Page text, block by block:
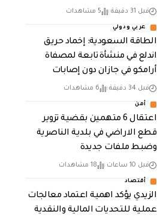
قبل 31 دقيقة 5 مشاهدات
عربي ودولي
‏الطاقة السعودية: إخماد حريق
اندلع في منشأة تابعة لمصفاة
أرامكو في جازان دون إصابات
قبل 34 دقيقة 6 مشاهدات
أمن
اعتقال 6 متهمين بقضية تزوير
قطع الاراضي في بلدية الناصرية
وضبط ملفات جديدة
قبل 10 ساعات 18 مشاهدات
أقتصاد
الزيدي يؤكد اهمية اعتماد معالجات
عملية للتحديات المالية والنقدية